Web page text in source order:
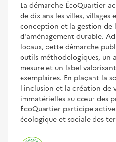
La démarche ÉcoQuartier
de dix ans les villes, villages
conception et la gestion de
d'aménagement durable.
locaux, cette démarche
outils méthodologiques, un
mesure et un label
exemplaires. En plaçant la
l'inclusion et la création de
immatérielles au cœur des
ÉcoQuartier participe
écologique et sociale des